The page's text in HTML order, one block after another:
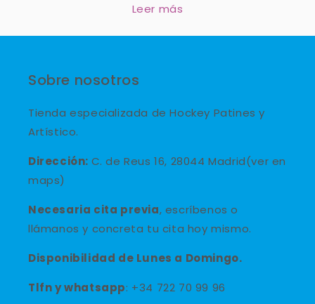
Leer más
Sobre nosotros
Tienda especializada de Hockey Patines y
Artístico.
Dirección: C. de Reus 16, 28044 Madrid(ver en
maps)
Necesaria cita previa, escríbenos o
llámanos y concreta tu cita hoy mismo.
Disponibilidad de Lunes a Domingo.
Tlfn ywhatsapp: +34 722 70 99 96